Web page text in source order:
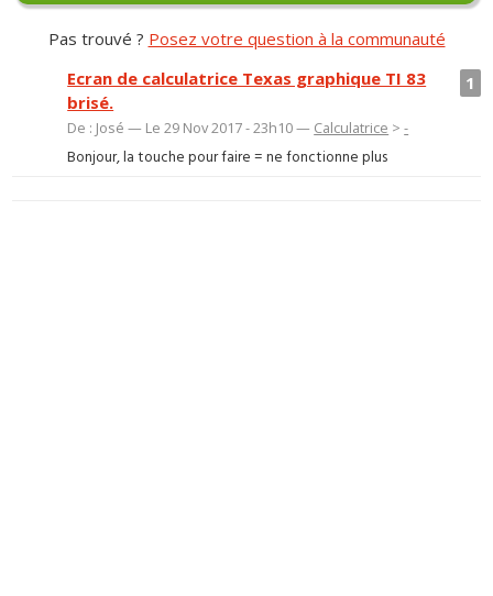
Pas trouvé ? Posez votre question à la communauté
1
Ecran de calculatrice Texas graphique TI 83
brisé.
De : José — Le 29 Nov 2017 - 23h10 — Calculatrice >-
Bonjour, la touche pour faire = ne fonctionne plus